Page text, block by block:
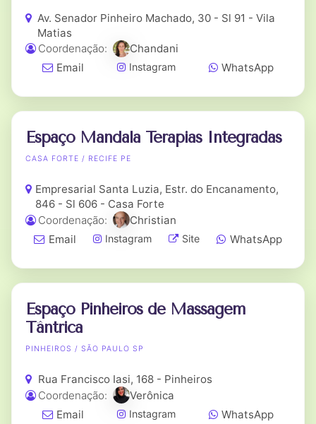
Av. Senador Pinheiro Machado, 30 - Sl 91 - Vila
Matias
Coordenação:
Chandani
Email
Instagram WhatsApp
Espaço Mandala Terapias Integradas
CASA FORTE / RECIFE PE
Empresarial Santa Luzia, Estr. do Encanamento,
846 - Sl 606 - Casa Forte
Coordenação:
Christian
Email
Instagram Site WhatsApp
Espaço Pinheiros de Massagem
Tântrica
PINHEIROS / SÃO PAULO SP
Rua Francisco Iasi, 168 - Pinheiros
Coordenação:
Verônica
Email
Instagram WhatsApp